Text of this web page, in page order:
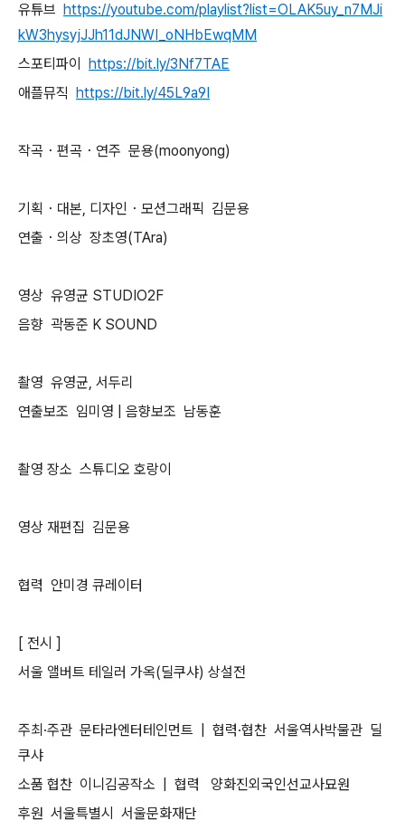
유튜브 https://youtube.com/playlist?list=OLAK5uy_n7MJi
kW3hysyjJJh11dJNWI_oNHbEwqMM
스포티파이
https://bit.ly/3Nf7TAE
애플뮤직 https://bit.ly/45L9a9I
작곡・편곡・연주 문용(moonyong)
기획・대본, 디자인・모션그래픽 김문용
연출・의상 장초영(TAra)
영상 유영균 STUDIO2F
음향 곽동준 K SOUND
촬영 유영균, 서두리
연출보조 임미영 음향보조 남동훈
촬영 장소 스튜디오 호랑이
영상 재편집 김문용
협력 안미경 큐레이터
[ 전시 ]
서울 앨버트 테일러 가옥(딜쿠샤) 상설전
주최 ·주관 문타라엔터테인먼트 협력·협찬 서울역사박물관 딜
쿠샤
소품 협찬 이니김공작소 협력
양화진외국인선교사묘원
후원 서울특별시 서울문화재단